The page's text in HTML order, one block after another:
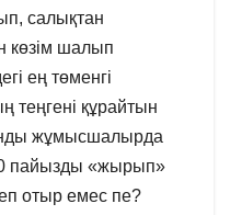
салықтан
көзім шалып
ең төменгі
теңгені құрайтын
жұмысшалырда
пайызды «жырып»
отыр емес пе?